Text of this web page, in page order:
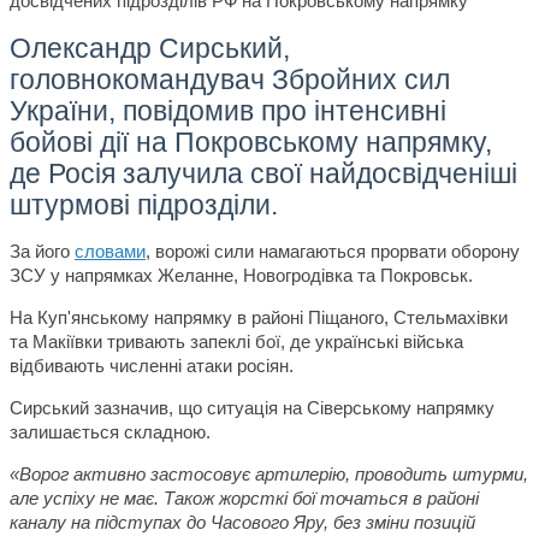
Олександр Сирський,
головнокомандувач Збройних сил
України, повідомив про інтенсивні
бойові дії на Покровському напрямку,
де Росія залучила свої найдосвідченіші
штурмові підрозділи.
За його словами, ворожі сили намагаються прорвати оборону
ЗСУ у напрямках Желанне, Новогродівка та Покровськ.
На Куп'янському напрямку в районі Піщаного, Стельмахівки
та Макіївки тривають запеклі бої, де українські війська
відбивають численні атаки росіян.
Сирський зазначив, що ситуація на Сіверському напрямку
залишається складною.
«Ворог активно застосовує артилерію, проводить штурми,
але успіху не має. Також жорсткі бої точаться в районі
каналу на підступах до Часового Яру, без зміни позицій